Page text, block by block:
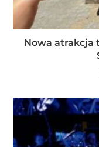
Nowa atrakcja